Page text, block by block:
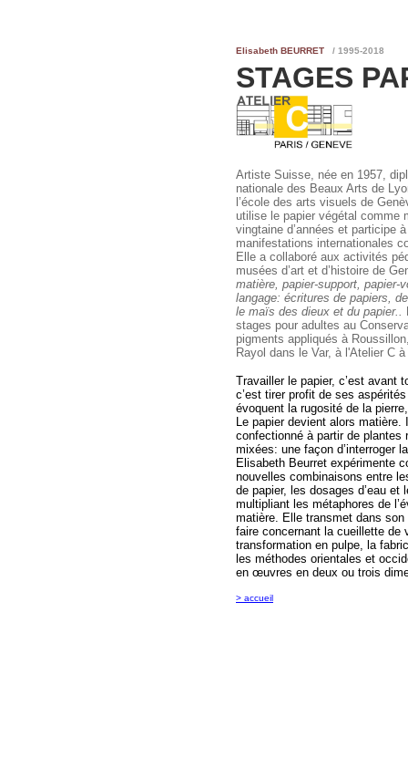
Elisabeth BEURRET / 1995-2018
STAGES
Artiste Suisse, née en 1957,
nationale des Beaux Arts de
l’école des arts visuels de
utilise le papier végétal comme
vingtaine d’années et participe
manifestations internationales
Elle a collaboré aux activités
musées d’art et d’histoire de
matière, papier-support, papier-
langage: écritures de papiers,
le maïs des dieux et du papier..
stages pour adultes au
pigments appliqués à
Rayol dans le Var, à l'Atelier C
Travailler le papier, c’est avant
c’est tirer profit de ses
évoquent la rugosité de la
Le papier devient alors matière.
confectionné à partir de plantes
mixées: une façon d’interroger
Elisabeth Beurret expérimente
nouvelles combinaisons entre
de papier, les dosages d’eau et
multipliant les métaphores de
matière. Elle transmet dans
faire concernant la cueillette de
transformation en pulpe, la
les méthodes orientales et
en œuvres en deux ou trois
> accueil